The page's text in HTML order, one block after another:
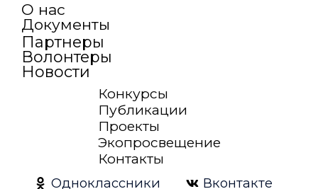
О нас
Документы
Партнеры
Волонтеры
Новости
Конкурсы
Публикации
Проекты
Экопросвещение
Контакты
Одноклассники Вконтакте